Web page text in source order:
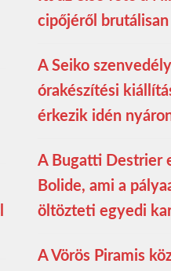
cipőjéről
A Seiko
órakészítési
érkezik idén
A Bugatti Destrier
Bolide, ami a
öltözteti egyedi
A Vörös Piramis